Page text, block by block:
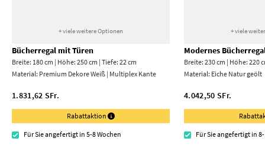
+ viele weitere Optionen
Bücherregal mit Türen
Breite: 180 cm | Höhe: 250 cm | Tiefe: 22 cm
Material: Premium Dekore Weiß | Multiplex Kante
1.831,62 SFr.
Rabattaktion
Für Sie angefertigt in 5-8 Wochen
+ viele
Modernes
Breite: 230 cm | Höhe: 220
Material: Eiche Natur geölt
4.042,50 SFr.
Für Sie angefertigt in